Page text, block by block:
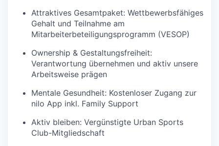
Attraktives Gesamtpaket: Wettbewerbsfähiges
Gehalt und Teilnahme am
Mitarbeiterbeteiligungsprogramm (VESOP)
Ownership & Gestaltungsfreiheit:
Verantwortung übernehmen und aktiv unsere
Arbeitsweise prägen
Mentale Gesundheit: Kostenloser Zugang zur
nilo App inkl. Family Support
Aktiv bleiben: Vergünstigte Urban Sports
Club-Mitgliedschaft